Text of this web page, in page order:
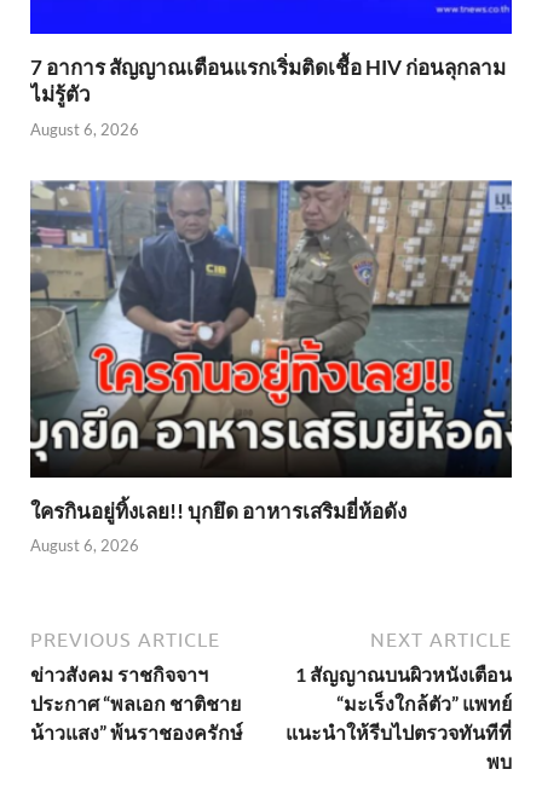
7 อาการ สัญญาณเตือนแรกเริ่มติดเชื้อ HIV ก่อนลุกลาม
ไม่รู้ตัว
August 6, 2026
ใครกินอยู่ทิ้งเลย!! บุกยึด อาหารเสริมยี่ห้อดัง
August 6, 2026
PREVIOUS ARTICLE
ข่าวสังคม ราชกิจจาฯ
ประกาศ “พลเอก ชาติชาย
น้าวแสง” พ้นราชองครักษ์
NEXT ARTICLE
1 สัญญาณบนผิวหนังเตือน
“มะเร็งใกล้ตัว” แพทย์
แนะนำให้รีบไปตรวจทันทีที่
พบ